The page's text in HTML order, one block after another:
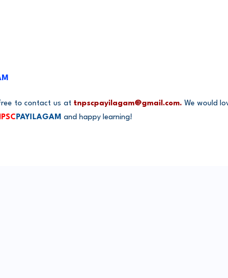
to contact us at tnpscpayilagam@gmail.com. We would
PAYILAGAM and happy learning!